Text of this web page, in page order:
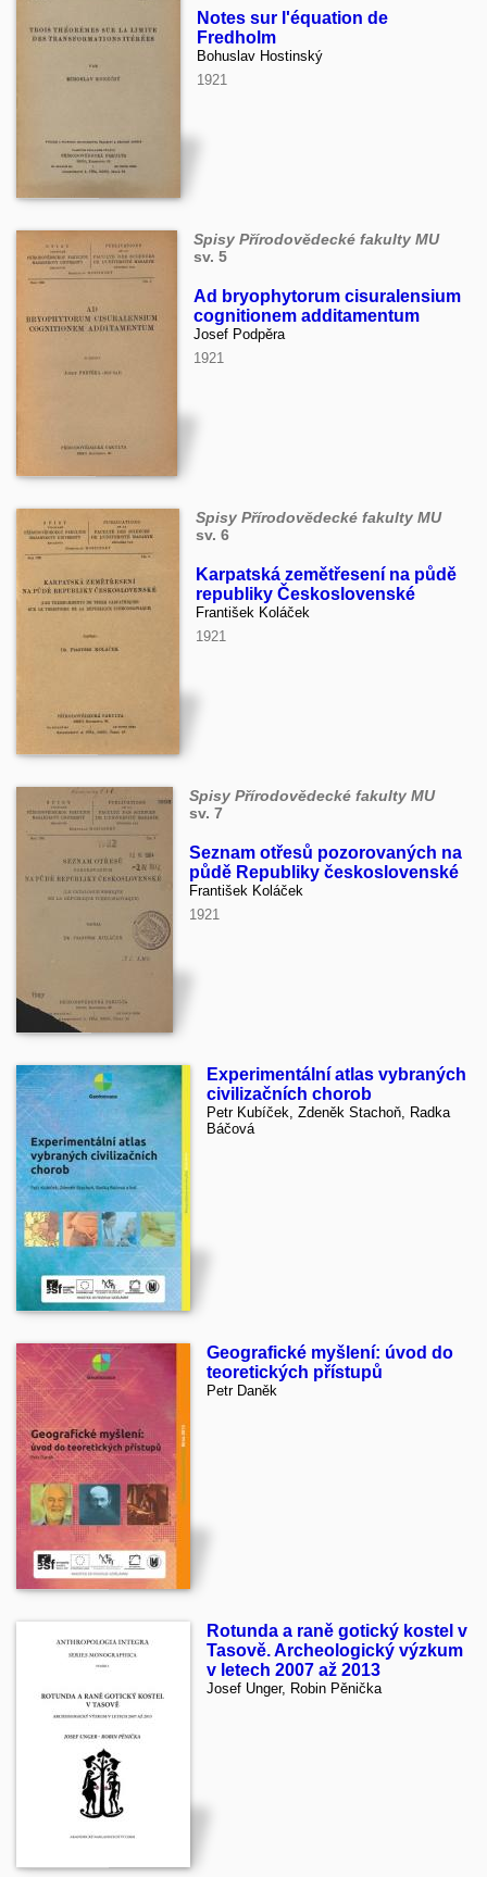
Notes sur l'équation de
Fredholm
Bohuslav Hostinský
1921
Spisy Přírodovědecké fakulty MU
sv. 5
Ad bryophytorum cisuralensium
cognitionem additamentum
Josef Podpěra
1921
Spisy Přírodovědecké fakulty MU
sv. 6
Karpatská zemětřesení na půdě
republiky Československé
František Koláček
1921
Spisy Přírodovědecké fakulty MU
sv. 7
Seznam otřesů pozorovaných na
půdě Republiky československé
František Koláček
1921
Experimentální atlas vybraných
civilizačních chorob
Petr Kubíček, Zdeněk Stachoň, Radka
Báčová
Geografické myšlení: úvod do
teoretických přístupů
Petr Daněk
Rotunda a raně gotický kostel v
Tasově. Archeologický výzkum
v letech 2007 až 2013
Josef Unger, Robin Pěnička